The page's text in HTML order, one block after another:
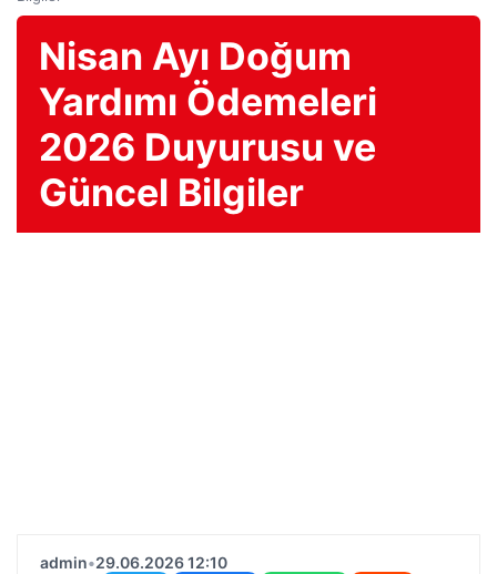
Nisan Ayı Doğum
Yardımı Ödemeleri
2026 Duyurusu ve
Güncel Bilgiler
admin•29.06.2026 12:10